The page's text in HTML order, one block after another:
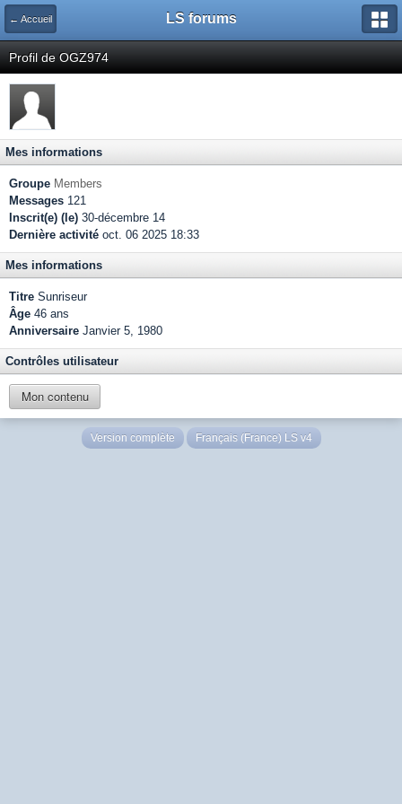
← Accueil LS forums
Profil de OGZ974
Mes informations
Groupe Members
Messages 121
Inscrit(e) (le) 30-décembre 14
Dernière activité oct. 06 2025 18:33
Mes informations
Titre Sunriseur
Âge 46 ans
Anniversaire Janvier 5, 1980
Contrôles utilisateur
Mon contenu
Version complète Français (France) LS v4